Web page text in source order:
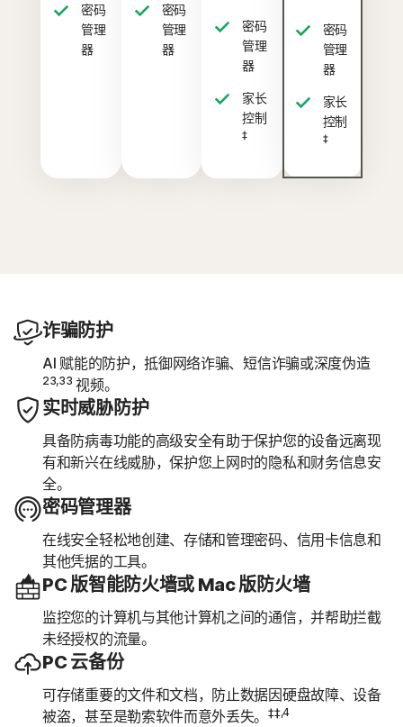
密码
管理
器
密码
管理
器
密码
管理
器
家长
控制
‡
密码
管理
器
家长
控制
‡
诈骗防护
AI 赋能的防护，抵御网络诈骗、短信诈骗或深度伪造
23,33 视频。
实时威胁防护
具备防病毒功能的高级安全有助于保护您的设备远离现
有和新兴在线威胁，保护您上网时的隐私和财务信息安
全。
密码管理器
在线安全轻松地创建、存储和管理密码、信用卡信息和
其他凭据的工具。
PC 版智能防火墙或 Mac 版防火墙
监控您的计算机与其他计算机之间的通信，并帮助拦截
未经授权的流量。
PC 云备份
可存储重要的文件和文档，防止数据因硬盘故障、设备
被盗，甚至是勒索软件而意外丢失。‡‡,4